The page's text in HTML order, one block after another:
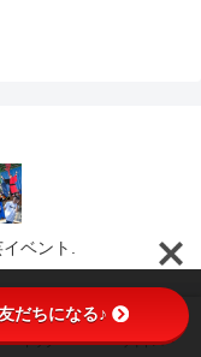
ベント.
トップ サイドバー
だちになる♪